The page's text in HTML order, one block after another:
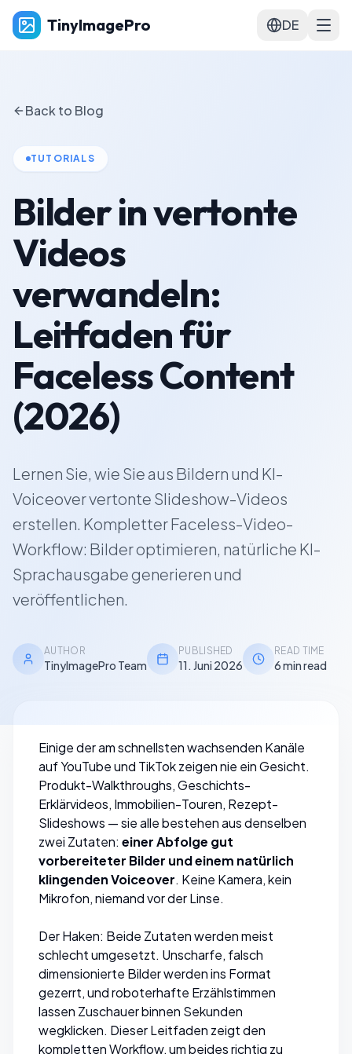
TinyImagePro DE
Back to Blog
TUTORIALS
Bilder in vertonte
Videos
verwandeln:
Leitfaden für
Faceless Content
(2026)
Lernen Sie, wie Sie aus Bildern und KI-
Voiceover vertonte Slideshow-Videos
erstellen. Kompletter Faceless-Video-
Workflow: Bilder optimieren, natürliche KI-
Sprachausgabe generieren und
veröffentlichen.
AUTHOR
TinyImagePro Team
PUBLISHED
11. Juni 2026
READ TIME
6 min read
Einige der am schnellsten wachsenden Kanäle
auf YouTube und TikTok zeigen nie ein Gesicht.
Produkt-Walkthroughs, Geschichts-
Erklärvideos, Immobilien-Touren, Rezept-
Slideshows — sie alle bestehen aus denselben
zwei Zutaten: einer Abfolge gut
vorbereiteter Bilder und einem natürlich
klingenden Voiceover. Keine Kamera, kein
Mikrofon, niemand vor der Linse.
Der Haken: Beide Zutaten werden meist
schlecht umgesetzt. Unscharfe, falsch
dimensionierte Bilder werden ins Format
gezerrt, und roboterhafte Erzählstimmen
lassen Zuschauer binnen Sekunden
wegklicken. Dieser Leitfaden zeigt den
kompletten Workflow, um beides richtig zu